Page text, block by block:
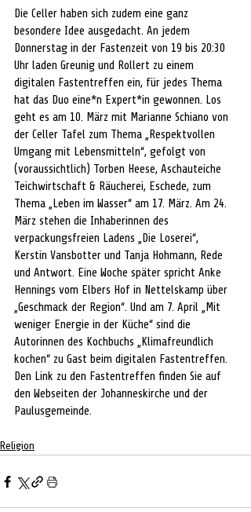
Die Celler haben sich zudem eine ganz
besondere Idee ausgedacht. An jedem
Donnerstag in der Fastenzeit von 19 bis 20:30
Uhr laden Greunig und Rollert zu einem
digitalen Fastentreffen ein, für jedes Thema
hat das Duo eine*n Expert*in gewonnen. Los
geht es am 10. März mit Marianne Schiano von
der Celler Tafel zum Thema „Respektvollen
Umgang mit Lebensmitteln“, gefolgt von
(voraussichtlich) Torben Heese, Aschauteiche
Teichwirtschaft & Räucherei, Eschede, zum
Thema „Leben im Wasser“ am 17. März. Am 24.
März stehen die Inhaberinnen des
verpackungsfreien Ladens „Die Loserei“,
Kerstin Vansbotter und Tanja Hohmann, Rede
und Antwort. Eine Woche später spricht Anke
Hennings vom Elbers Hof in Nettelskamp über
„Geschmack der Region“. Und am 7. April „Mit
weniger Energie in der Küche“ sind die
Autorinnen des Kochbuchs „Klimafreundlich
kochen“ zu Gast beim digitalen Fastentreffen.
Den Link zu den Fastentreffen finden Sie auf
den Webseiten der Johanneskirche und der
Paulusgemeinde.
Religion